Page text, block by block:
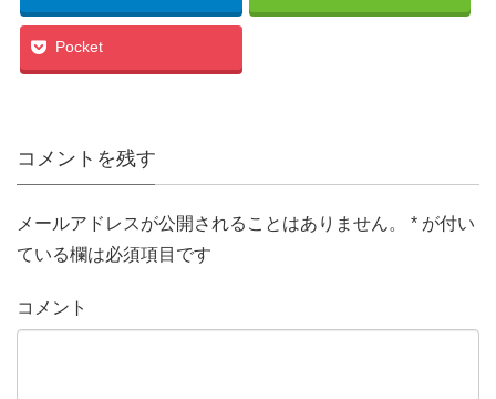
Pocket
コメントを残す
メールアドレスが公開されることはありません。 * が付い
ている欄は必須項目です
コメント